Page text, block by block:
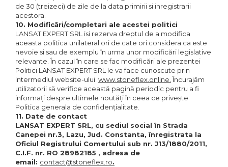
de 30 (treizeci) de zile de la data primirii si inregistrarii
acestora.
10. Modificări/completari ale acestei politici
LANSAT EXPERT SRL isi rezerva dreptul de a modifica
aceasta politica unilateral ori de cate ori considera ca este
nevoie si sau de exemplu în urma unor modificări legislative
relevante. În cazul în care se fac modificări ale prezentei
Politici LANSAT EXPERT SRL le va face cunoscute prin
intermediul website-ului www.stoneflex.online.Încurajăm
utilizatorii să verifice această pagină periodic pentru a fi
informați despre ultimele noutăți în ceea ce privește
Politica generala de confidențialitate.
11. Date de contact
LANSAT EXPERT SRL, cu sediul social în Strada
Canepei nr.3, Lazu, Jud. Constanta, înregistrata la
Oficiul Registrului Comertului sub nr. J13/1880/2011,
C.I.F. nr. RO 28982185 , adresa de
email: contact@stoneflex.ro.